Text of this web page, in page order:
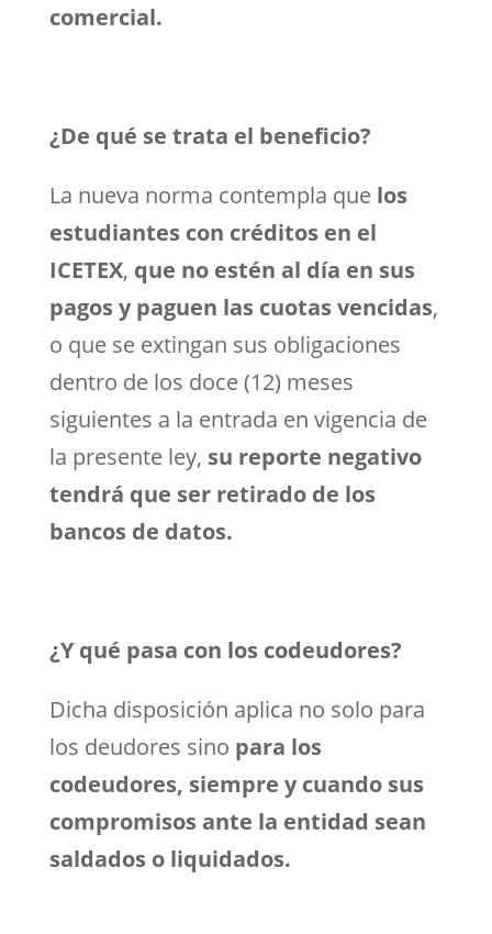
comercial.
¿De qué se trata el beneficio?
La nueva norma contempla que los
estudiantes con créditos en el
ICETEX, que no estén al día en sus
pagos y paguen las cuotas vencidas,
o que se extingan sus obligaciones
dentro de los doce (12) meses
siguientes a la entrada en vigencia de
la presente ley, su reporte negativo
tendrá que ser retirado de los
bancos de datos.
¿Y qué pasa con los codeudores?
Dicha disposición aplica no solo para
los deudores sino para los
codeudores, siempre y cuando sus
compromisos ante la entidad sean
saldados o liquidados.